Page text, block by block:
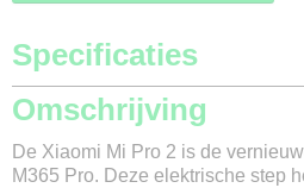
Specificaties
Merk
Xiaomi
Model
Mi Pro 2
Omschrijving
De Xiaomi Mi Pro 2 is de
M365 Pro. Deze elektrische step